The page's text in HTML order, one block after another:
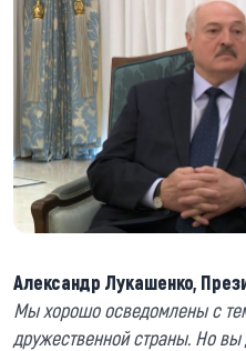
Александр Лукашенко,
Мы хорошо осведомлены с
дружественной страны. Но вы